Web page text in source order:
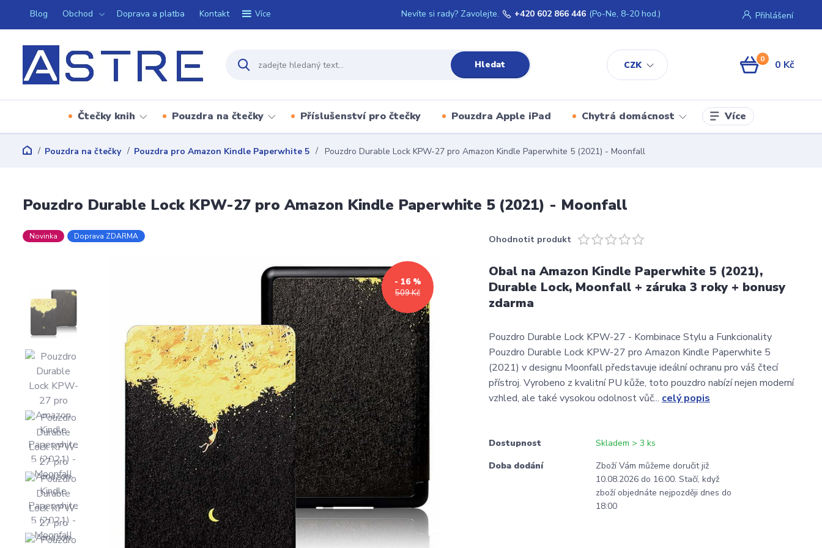
Blog Obchod Doprava a platba Kontakt Více
CZK
Přihlášení
Hledat
Nevíte si rady? Zavolejte. +420 602 866 446 (Po-Ne, 8-20 hod.)
0 0 Kč
Čtečky knih Pouzdra na čtečky Příslušenství pro čtečky Pouzdra Apple iPad Chytrá domácnost Více
Pouzdra na čtečky Pouzdra pro Amazon Kindle Paperwhite 5 Pouzdro Durable Lock KPW-27 pro Amazon Kindle Paperwhite 5 (2021) - Moonfall
Pouzdro Durable Lock KPW-27 pro Amazon Kindle Paperwhite 5 (2021) - Moonfall
Novinka Doprava ZDARMA
509 Kč
- 16 %
Ohodnotit produkt
Obal na Amazon Kindle Paperwhite 5 (2021),
Durable Lock, Moonfall + záruka 3 roky + bonusy
zdarma
Pouzdro Durable Lock KPW-27 - Kombinace Stylu a Funkcionality
Pouzdro Durable Lock KPW-27 pro Amazon Kindle Paperwhite 5
(2021) v designu Moonfall představuje ideální ochranu pro váš čtecí
přístroj. Vyrobeno z kvalitní PU kůže, toto pouzdro nabízí nejen moderní
vzhled, ale také vysokou odolnost vůč... celý popis
Dostupnost
Skladem > 3 ks
Doba dodání
Zboží Vám můžeme doručit již
10.08.2026 do 16:00. Stačí, když
zboží objednáte nejpozději dnes do
18:00